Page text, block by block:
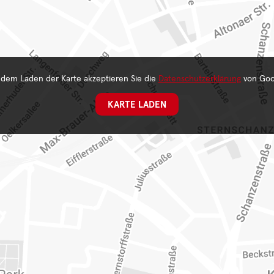
Laden der Karte akzeptieren Sie die Datenschutzerklärungvon
KARTE LADEN